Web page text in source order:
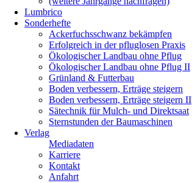
Lumbrico
Sonderhefte
Ackerfuchsschwanz bekämpfen
Erfolgreich in der pfluglosen Praxis
Ökologischer Landbau ohne Pflug
Ökologischer Landbau ohne Pflug II
Grünland & Futterbau
Boden verbessern, Erträge steigern
Boden verbessern, Erträge steigern II
Sätechnik für Mulch- und Direktsaat
Sternstunden der Baumaschinen
Verlag
Mediadaten
Karriere
Kontakt
Anfahrt